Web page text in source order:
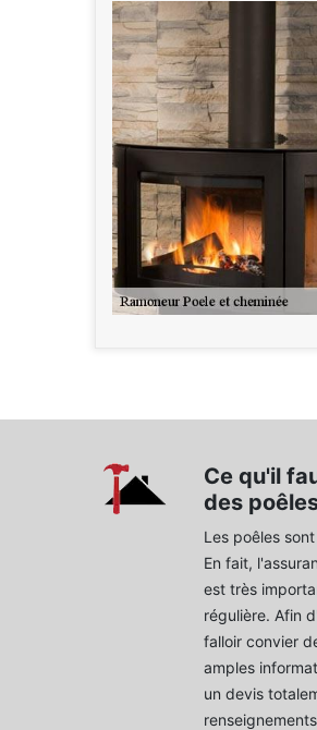
Ce qu'il
des
Les poêles
En fait,
est très
régulière. Afin
falloir convier
amples
un devis